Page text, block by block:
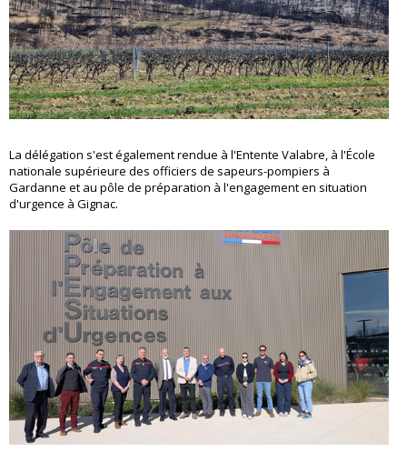
La délégation s'est également rendue à l'Entente Valabre, à l'École
nationale supérieure des officiers de sapeurs-pompiers à
Gardanne et au pôle de préparation à l'engagement en situation
d'urgence à Gignac.